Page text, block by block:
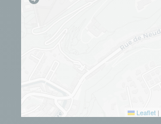
Leaflet |